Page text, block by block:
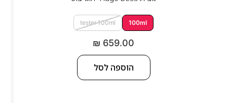
100ml
tester 100ml
₪ 659.00
הוספה לסל